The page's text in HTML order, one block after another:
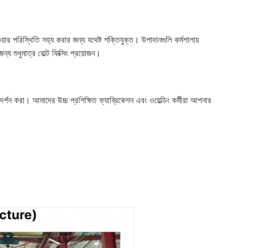
পরিস্থিতি সহ্য করার জন্য যথেষ্ট শক্তিযুক্ত। উপাদানগুলি কর্মশালায়
শুধুমাত্র বোল্ট ফিক্সিং প্রয়োজন।
করা। আমাদের উচ্চ প্রশিক্ষিত ফ্যাব্রিকেশন এবং ওয়েল্ডিং কর্মীরা আপনার